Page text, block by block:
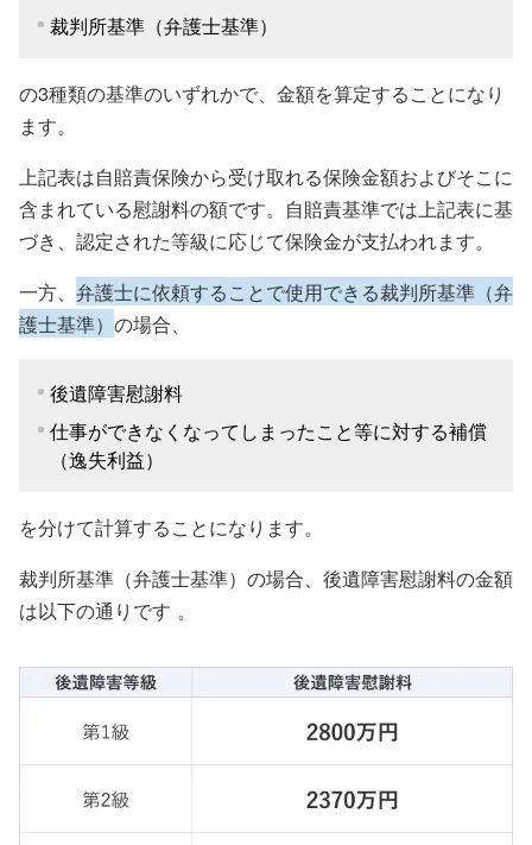
裁判所基準（弁護士基準）
の3種類の基準のいずれかで、金額を算定することになり
ます。
上記表は自賠責保険から受け取れる保険金額およびそこに
含まれている慰謝料の額です。自賠責基準では上記表に基
づき、認定された等級に応じて保険金が支払われます。
一方、 弁護士に依頼することで使用できる裁判所基準（弁
護士基準） の場合、
後遺障害慰謝料
仕事ができなくなってしまったこと等に対する補償
（逸失利益）
を分けて計算することになります。
裁判所基準（弁護士基準）の場合、後遺障害慰謝料の金額
は以下の通りです 。